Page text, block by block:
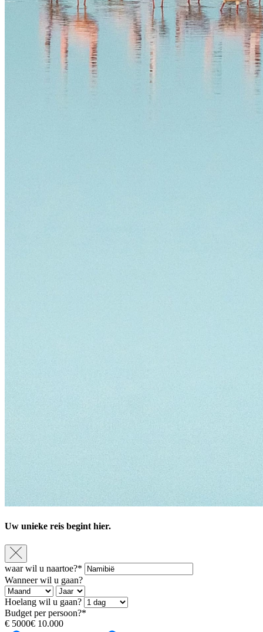
Uw unieke reis begint hier.
waar wil u naartoe?*
Wanneer wil u gaan?
Hoelang wil u gaan?
Budget per persoon?*
€ 5000€ 10.000